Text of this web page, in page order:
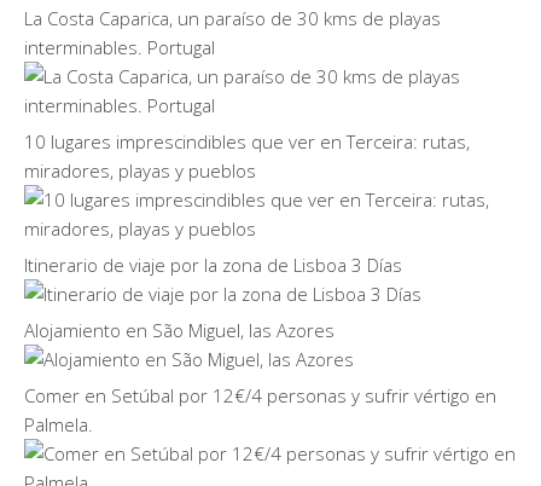
La Costa Caparica, un paraíso de 30 kms de playas
interminables. Portugal
10 lugares imprescindibles que ver en Terceira: rutas,
miradores, playas y pueblos
Itinerario de viaje por la zona de Lisboa 3 Días
Alojamiento en São Miguel, las Azores
Comer en Setúbal por 12€/4 personas y sufrir vértigo en
Palmela.